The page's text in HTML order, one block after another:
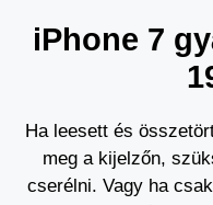
iPhone 7
Ha leesett és
meg a kijelzőn,
cserélni. Vagy ha